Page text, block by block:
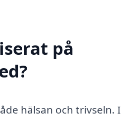
på
hälsan och trivseln. I